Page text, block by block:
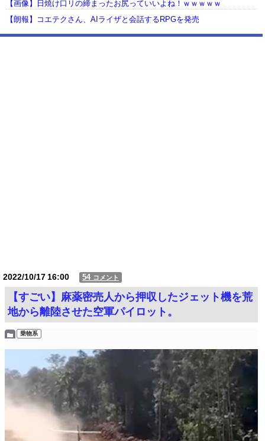
【画像】日焼け口リの締まったお尻っていいよね！ｗｗｗｗｗ
【朗報】コエテクさん、AIライザと会話するRPGを発売
2022/10/1716:00 54 コメント
【すごい】麻薬密売人から押収したジェット機を荒
地から離陸させた空軍パイロット。
乗物系